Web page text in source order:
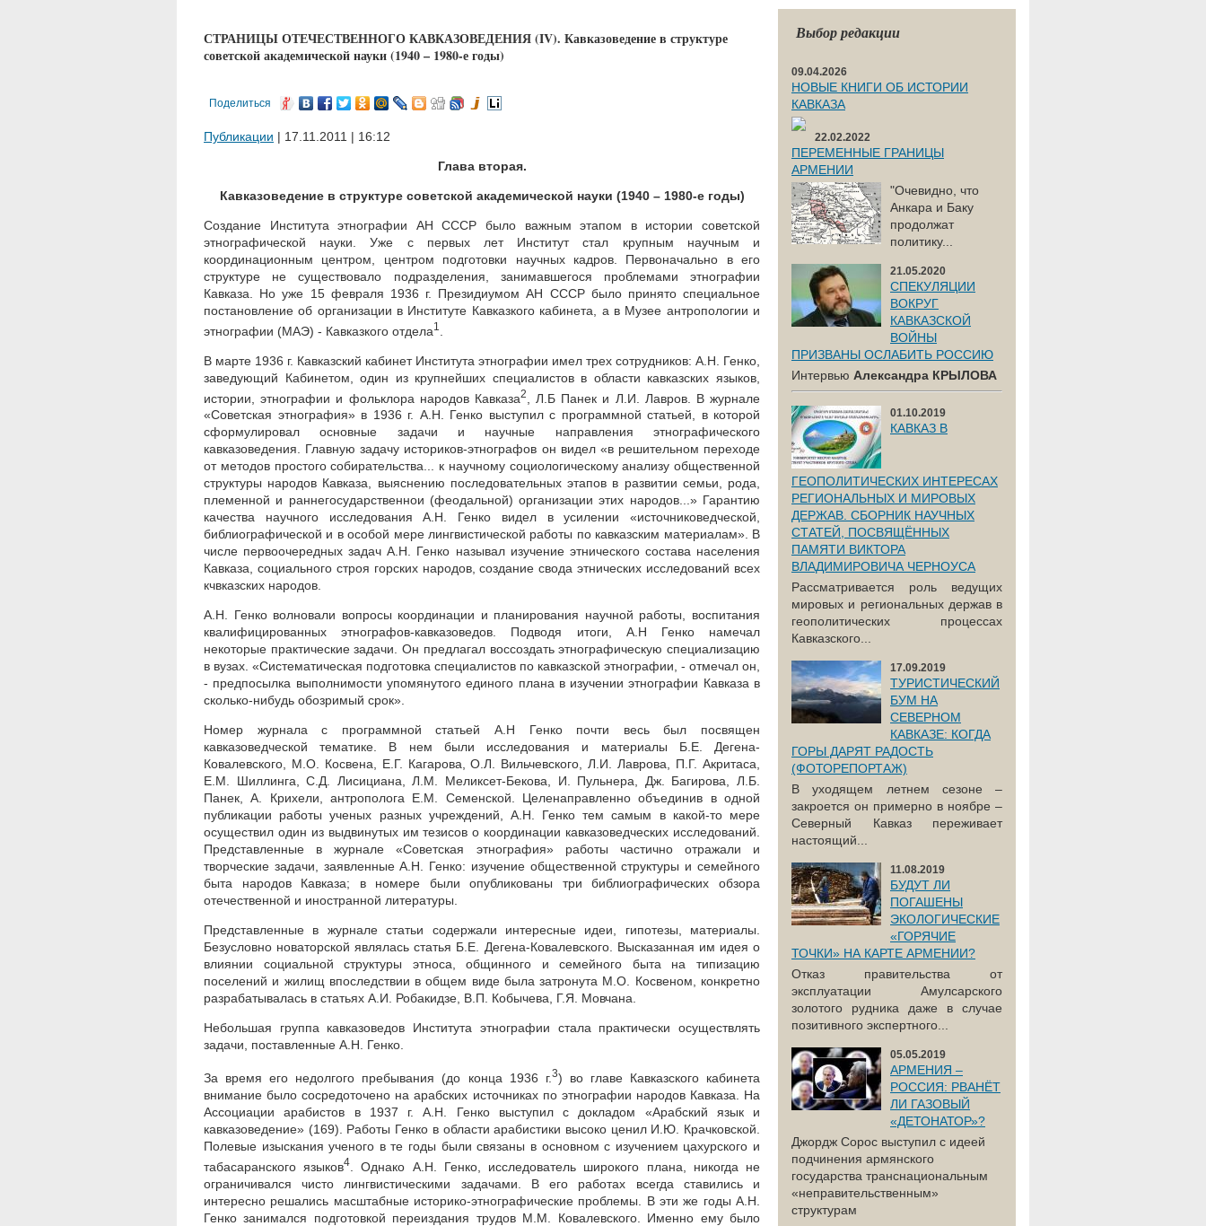
СТРАНИЦЫ ОТЕЧЕСТВЕННОГО КАВКАЗОВЕДЕНИЯ (IV). Кавказоведение в структуре
советской академической науки (1940 – 1980-е годы)
Поделиться
Публикации | 17.11.2011 | 16:12
Глава вторая.
Кавказоведение в структуре советской академической науки (1940 – 1980-е годы)
Создание Института этнографии АН СССР было важным этапом в истории советской
этнографической науки. Уже с первых лет Институт стал крупным научным и
координационным центром, центром подготовки научных кадров. Первоначально в его
структуре не существовало подразделения, занимавшегося проблемами этнографии
Кавказа. Но уже 15 февраля 1936 г. Президиумом АН СССР было принято специальное
постановление об организации в Институте Кавказкого кабинета, а в Музее антропологии и
этнографии (МАЭ) - Кавказкого отдела1
В марте 1936 г. Кавказский кабинет Института этнографии имел трех сотрудников: А.Н. Генко,
заведующий Кабинетом, один из крупнейших специалистов в области кавказских языков,
истории, этнографии и фольклора народов Кавказа2
, Л.Б Панек и Л.И. Лавров. В журнале
«Советская этнография» в 1936 г. А.Н. Генко выступил с программной статьей, в которой
сформулировал основные задачи и научные направления этнографического
кавказоведения. Главную задачу историков-этнографов он видел «в решительном переходе
от методов простого собирательства... к научному социологическому анализу общественной
структуры народов Кавказа, выяснению последовательных этапов в развитии семьи, рода,
племенной и раннегосударственнои (феодальной) организации этих народов...» Гарантию
качества научного исследования А.Н. Генко видел в усилении «источниковедческой,
библиографической и в особой мере лингвистической работы по кавказским материалам». В
числе первоочередных задач А.Н. Генко называл изучение этнического состава населения
Кавказа, социального строя горских народов, создание свода этнических исследований всех
кчвказских народов.
А.Н. Генко волновали вопросы координации и планирования научной работы, воспитания
квалифицированных этнографов-кавказоведов. Подводя итоги, А.Н Генко намечал
некоторые практические задачи. Он предлагал воссоздать этнографическую специализацию
в вузах. «Систематическая подготовка специалистов по кавказской этнографии, - отмечал он,
- предпосылка выполнимости упомянутого единого плана в изучении этнографии Кавказа в
сколько-нибудь обозримый срок».
Номер журнала с программной статьей А.Н Генко почти весь был посвящен
кавказоведческой тематике. В нем были исследования и материалы Б.Е. Дегена-
Ковалевского, М.О. Косвена, Е.Г. Кагарова, О.Л. Вильчевского, Л.И. Лаврова, П.Г. Акритаса,
Е.М. Шиллинга, С.Д. Лисициана, Л.М. Меликсет-Бекова, И. Пульнера, Дж. Багирова, Л.Б.
Панек, А. Крихели, антрополога Е.М. Семенской. Целенаправленно объединив в одной
публикации работы ученых разных учреждений, А.Н. Генко тем самым в какой-то мере
осуществил один из выдвинутых им тезисов о координации кавказоведческих исследований.
Представленные в журнале «Советская этнография» работы частично отражали и
творческие задачи, заявленные А.Н. Генко: изучение общественной структуры и семейного
быта народов Кавказа; в номере были опубликованы три библиографических обзора
отечественной и иностранной литературы.
Представленные в журнале статьи содержали интересные идеи, гипотезы, материалы.
Безусловно новаторской являлась статья Б.Е. Дегена-Ковалевского. Высказанная им идея о
влиянии социальной структуры этноса, общинного и семейного быта на типизацию
поселений и жилищ впоследствии в общем виде была затронута М.О. Косвеном, конкретно
разрабатывалась в статьях А.И. Робакидзе, В.П. Кобычева, Г.Я. Мовчана.
Небольшая группа кавказоведов Института этнографии стала практически осуществлять
задачи, поставленные А.Н. Генко.
За время его недолгого пребывания (до конца 1936 г.3) во главе Кавказского кабинета
внимание было сосредоточено на арабских источниках по этнографии народов Кавказа. На
Ассоциации арабистов в 1937 г. А.Н. Генко выступил с докладом «Арабский язык и
кавказоведение» (169). Работы Генко в области арабистики высоко ценил И.Ю. Крачковской.
Полевые изыскания ученого в те годы были связаны в основном с изучением цахурского и
табасаранского языков4
. Однако А.Н. Генко, исследователь широкого плана, никогда не
ограничивался чисто лингвистическими задачами. В его работах всегда ставились и
интересно решались масштабные историко-этнографические проблемы. В эти же годы А.Н.
Генко занимался подготовкой переиздания трудов М.М. Ковалевского. Именно ему было
Выбор редакции
09.04.2026
НОВЫЕ КНИГИ ОБ ИСТОРИИ
КАВКАЗА
22.02.2022
ПЕРЕМЕННЫЕ ГРАНИЦЫ
АРМЕНИИ
"Очевидно, что
Анкара и Баку
продолжат
политику...
21.05.2020
СПЕКУЛЯЦИИ
ВОКРУГ
КАВКАЗСКОЙ
ВОЙНЫ
ПРИЗВАНЫ ОСЛАБИТЬ РОССИЮ
Интервью Александра КРЫЛОВА
01.10.2019
КАВКАЗ В
ГЕОПОЛИТИЧЕСКИХ ИНТЕРЕСАХ
РЕГИОНАЛЬНЫХ И МИРОВЫХ
ДЕРЖАВ. СБОРНИК НАУЧНЫХ
СТАТЕЙ, ПОСВЯЩЁННЫХ
ПАМЯТИ ВИКТОРА
ВЛАДИМИРОВИЧА ЧЕРНОУСА
Рассматривается роль ведущих
мировых и региональных держав в
геополитических процессах
Кавказского...
17.09.2019
ТУРИСТИЧЕСКИЙ
БУМ НА
СЕВЕРНОМ
КАВКАЗЕ: КОГДА
ГОРЫ ДАРЯТ РАДОСТЬ
(ФОТОРЕПОРТАЖ)
В уходящем летнем сезоне –
закроется он примерно в ноябре –
Северный Кавказ переживает
настоящий...
11.08.2019
БУДУТ ЛИ
ПОГАШЕНЫ
ЭКОЛОГИЧЕСКИЕ
«ГОРЯЧИЕ
ТОЧКИ» НА КАРТЕ АРМЕНИИ?
Отказ правительства от
эксплуатации Амулсарского
золотого рудника даже в случае
позитивного экспертного...
05.05.2019
АРМЕНИЯ –
РОССИЯ: РВАНЁТ
ЛИ ГАЗОВЫЙ
«ДЕТОНАТОР»?
Джордж Сорос выступил с идеей
подчинения армянского
государства транснациональным
«неправительственным»
структурам